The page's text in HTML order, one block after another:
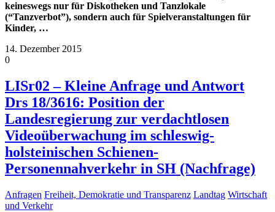
keineswegs nur für Diskotheken und Tanzlokale
(“Tanzverbot”), sondern auch für Spielveranstaltungen für
Kinder, …
14. Dezember 2015
0
LISr02 – Kleine Anfrage und Antwort
Drs 18/3616: Position der
Landesregierung zur verdachtlosen
Videoüberwachung im schleswig-
holsteinischen Schienen-
Personennahverkehr in SH (Nachfrage)
Anfragen Freiheit, Demokratie und Transparenz Landtag Wirtschaft
und Verkehr